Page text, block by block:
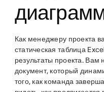
Как менеджеру проекта
статическая таблица
результаты проекта.
документ, который
того, как команда